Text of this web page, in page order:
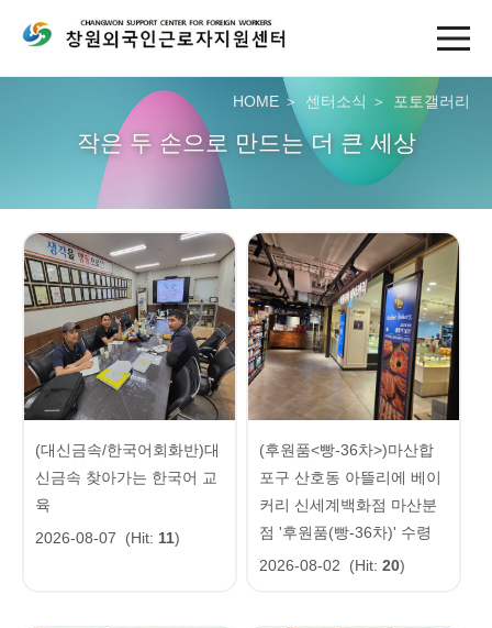
HOME 센터소식 포토갤러리
작은 두 손으로 만드는 더 큰 세상
(대신금속/한국어회화반)대
신금속 찾아가는 한국어 교
육
2026-08-07
(Hit: 11)
(후원품<빵-36차>)마산합
포구 산호동 아뜰리에 베이
커리 신세계백화점 마산분
점 '후원품(빵-36차)' 수령
2026-08-02
(Hit: 20)